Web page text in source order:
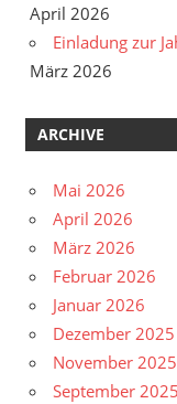
April 2026
Einladung zur
März 2026
ARCHIVE
Mai 2026
April 2026
März 2026
Februar 2026
Januar 2026
Dezember 2025
November 2025
September 2025